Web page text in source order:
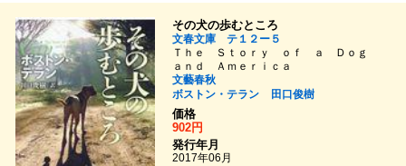
その犬の歩むところ
文春文庫 テ１２ー５
Ｔｈｅ Ｓｔｏｒｙ ｏｆ ａ Ｄｏｇ
ａｎｄ Ａｍｅｒｉｃａ
文藝春秋
ボストン・テラン
田口俊樹
価格
902円
発行年月
2017年06月